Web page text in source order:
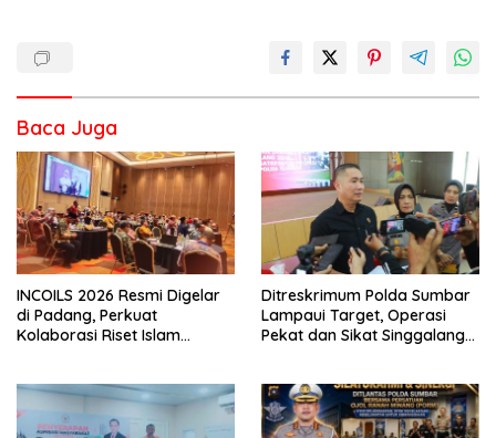
Baca Juga
INCOILS 2026 Resmi Digelar
di Padang, Perkuat
Kolaborasi Riset Islam
Ditreskrimum Polda Sumbar
Lampaui Target, Operasi
Pekat dan Sikat Singgalang